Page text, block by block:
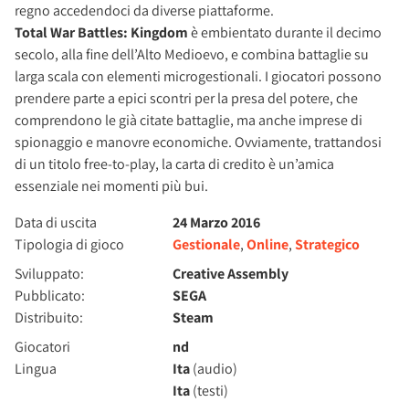
regno accedendoci da diverse piattaforme.
Total War Battles: Kingdomè embientato durante il decimo
secolo, alla fine dell’Alto Medioevo, e combina battaglie su
larga scala con elementi microgestionali. I giocatori possono
prendere parte a epici scontri per la presa del potere, che
comprendono le già citate battaglie, ma anche imprese di
spionaggio e manovre economiche. Ovviamente, trattandosi
di un titolo free-to-play, la carta di credito è un’amica
essenziale nei momenti più bui.
Data di uscita
24 Marzo 2016
Tipologia di gioco
Gestionale,Online,Strategico
Sviluppato:
Creative Assembly
Pubblicato:
SEGA
Distribuito:
Steam
Giocatori
nd
Lingua
Ita(audio)
Ita(testi)